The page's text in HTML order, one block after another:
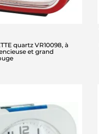
quartz VR10098, à
et grand